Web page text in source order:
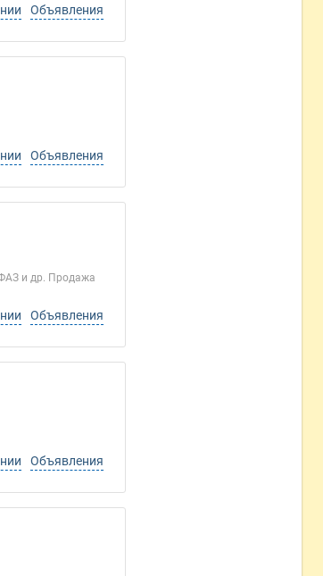
Объявления
Объявления
и др. Продажа
Объявления
Объявления